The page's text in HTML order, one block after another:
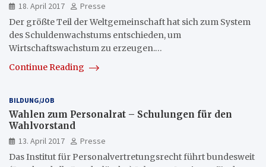
18. April 2017
Presse
Der größte Teil der Weltgemeinschaft hat sich zum System
des Schuldenwachstums entschieden, um
Wirtschaftswachstum zu erzeugen.…
Continue Reading
BILDUNG/JOB
Wahlen zum Personalrat – Schulungen für den
Wahlvorstand
13. April 2017
Presse
Das Institut für Personalvertretungsrecht führt bundesweit